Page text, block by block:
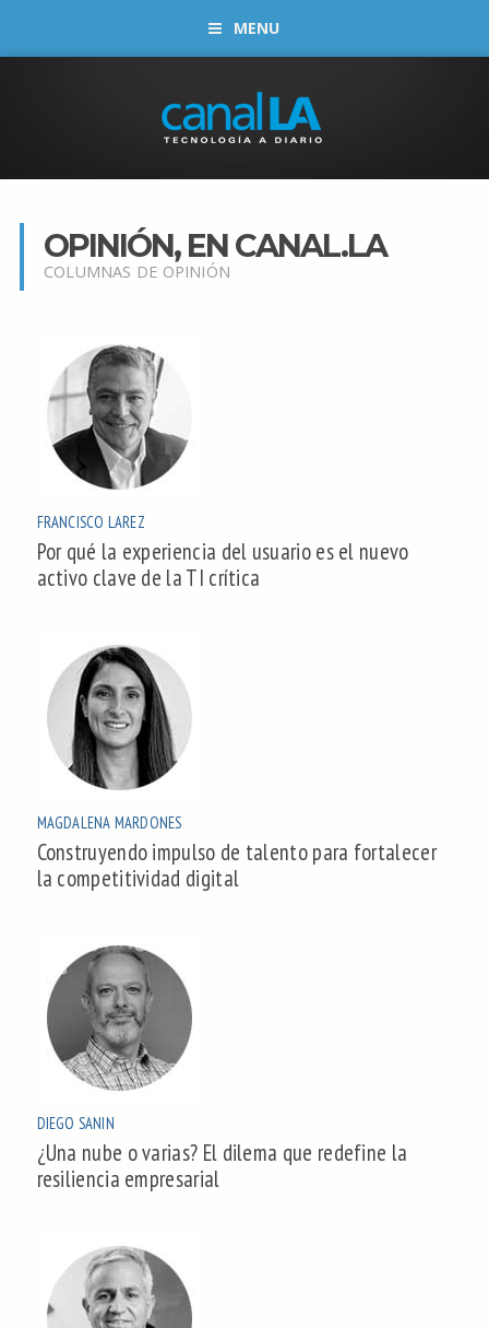
MENU
OPINIÓN, EN CANAL.LA
COLUMNAS DE OPINIÓN
FRANCISCO LAREZ
Por qué la experiencia del usuario es el nuevo
activo clave de la TI crítica
MAGDALENA MARDONES
Construyendo impulso de talento para fortalecer
la competitividad digital
DIEGO SANIN
¿Una nube o varias? El dilema que redefine la
resiliencia empresarial